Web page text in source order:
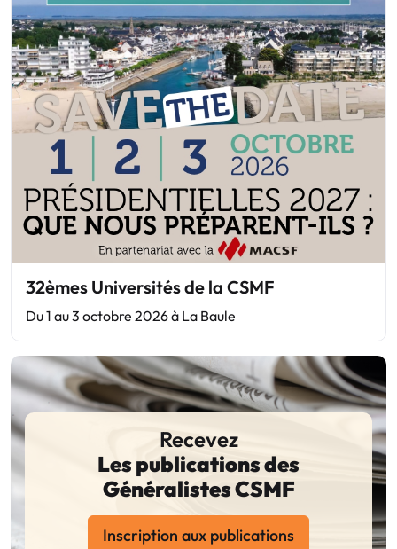
32èmes Universités de la CSMF
Du 1 au 3 octobre 2026 à La Baule
Recevez
Les publications des
Généralistes CSMF
Inscription aux publications